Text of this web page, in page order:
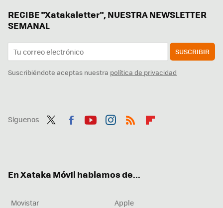
RECIBE "Xatakaletter", NUESTRA NEWSLETTER
SEMANAL
SUSCRIBIR
Suscribiéndote aceptas nuestra política de privacidad
Síguenos
En Xataka Móvil hablamos de...
Movistar
Apple